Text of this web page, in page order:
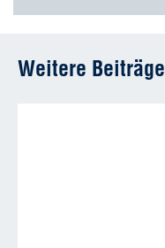
Weitere Beiträge